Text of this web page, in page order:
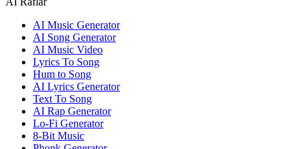
AI Music Generator
AI Song Generator
AI Music Video
Lyrics To Song
Hum to Song
AI Lyrics Generator
Text To Song
AI Rap Generator
Lo-Fi Generator
8-Bit Music